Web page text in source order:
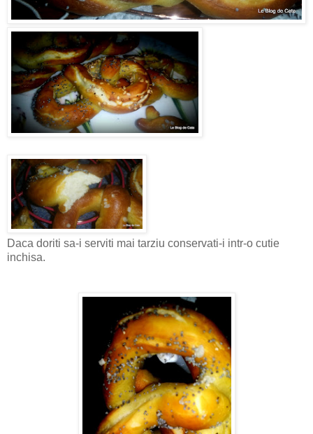
Daca doriti sa-i serviti mai tarziu conservati-i intr-o cutie
inchisa.